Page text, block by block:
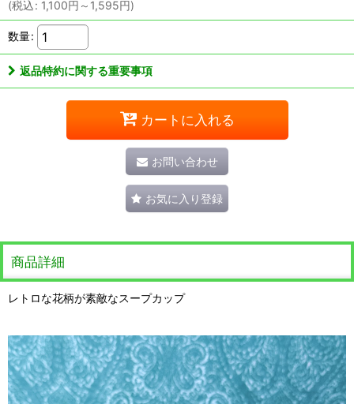
(税込: 1,100円 ～1,595円)
数量:
返品特約に関する重要事項
カートに入れる
お問い合わせ
お気に入り登録
商品詳細
レトロな花柄が素敵なスープカップ